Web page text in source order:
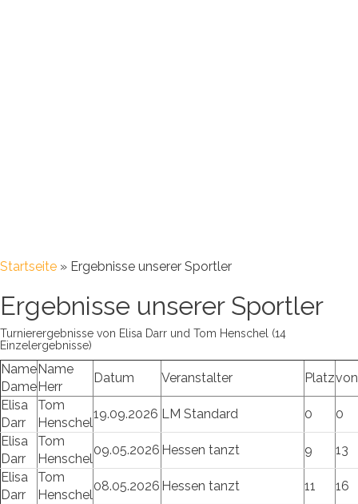
Startseite » Ergebnisse unserer Sportler
Ergebnisse unserer Sportler
Turnierergebnisse von Elisa Darr und Tom Henschel (14
Einzelergebnisse)
Name
Dame
Name
Herr
Datum Veranstalter Platzvon
Elisa
Darr
Tom
Henschel
19.09.2026 LM Standard 0
0
Elisa
Darr
Tom
Henschel
09.05.2026 Hessen tanzt 9
13
Elisa
Darr
Tom
Henschel
08.05.2026 Hessen tanzt 11
16